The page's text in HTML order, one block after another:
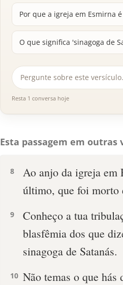
Por que a igreja em Esmirna
O que significa 'sinagoga de
Resta 1 conversa hoje
Esta passagem em outras
8
Ao anjo da igreja em
último, que foi morto
9
Conheço a tua
blasfêmia dos que
sinagoga de Satanás.
10 Não temas o que hás